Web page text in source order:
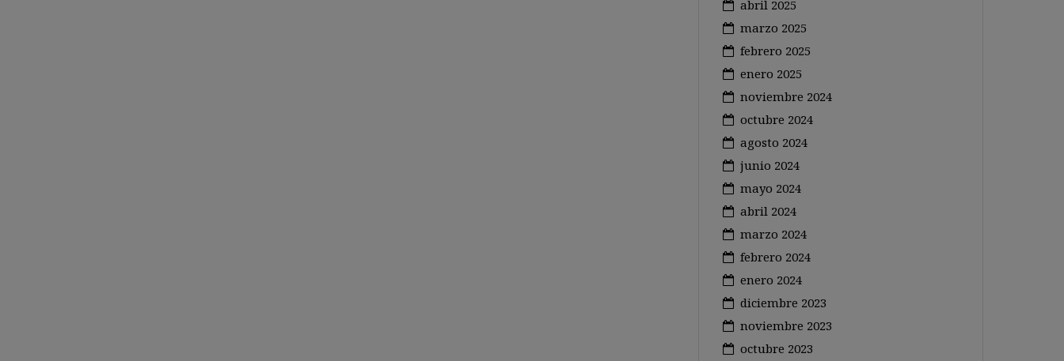
abril 2025
marzo 2025
febrero 2025
enero 2025
noviembre 2024
octubre 2024
agosto 2024
junio 2024
mayo 2024
abril 2024
marzo 2024
febrero 2024
enero 2024
diciembre 2023
noviembre 2023
octubre 2023